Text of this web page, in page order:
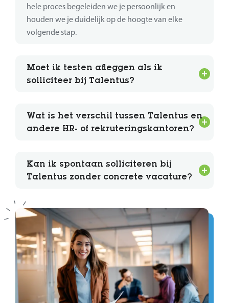
hele proces begeleiden we je persoonlijk en
houden we je duidelijk op de hoogte van elke
volgende stap.
Moet ik testen afleggen als ik
solliciteer bij Talentus?
Wat is het verschil tussen Talentus en
andere HR- of rekruteringskantoren?
Kan ik spontaan solliciteren bij
Talentus zonder concrete vacature?